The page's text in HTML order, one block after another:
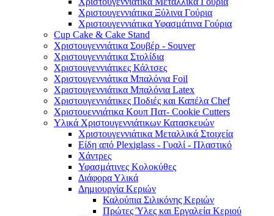
Χριστουγεννιάτικα Ξύλινα Γούρια
Χριστουγεννιάτικα Υφασμάτινα Γούρια
Cup Cake & Cake Stand
Χριστουγεννιάτικα Σουβέρ - Souver
Χριστουγεννιάτικα Στολίδια
Χριστουγεννιάτικες Κάλτσες
Χριστουγεννιάτικα Μπαλόνια Foil
Χριστουγεννιάτικα Μπαλόνια Latex
Χριστουγεννιάτικες Ποδιές και Καπέλα Chef
Χριστουεννιάτικα Κουπ Πατ- Cookie Cutters
Υλικά Χριστουγεννιάτικων Κατασκευών
Χριστουγεννιάτικα Μεταλλικά Στοιχεία
Είδη από Plexiglass - Γυαλί - Πλαστικό
Χάντρες
Υφασμάτινες Κολοκύθες
Διάφορα Υλικά
Δημιουργία Κεριών
Καλούπια Σιλικόνης Κεριών
Πρώτες Ύλες και Εργαλεία Κεριού